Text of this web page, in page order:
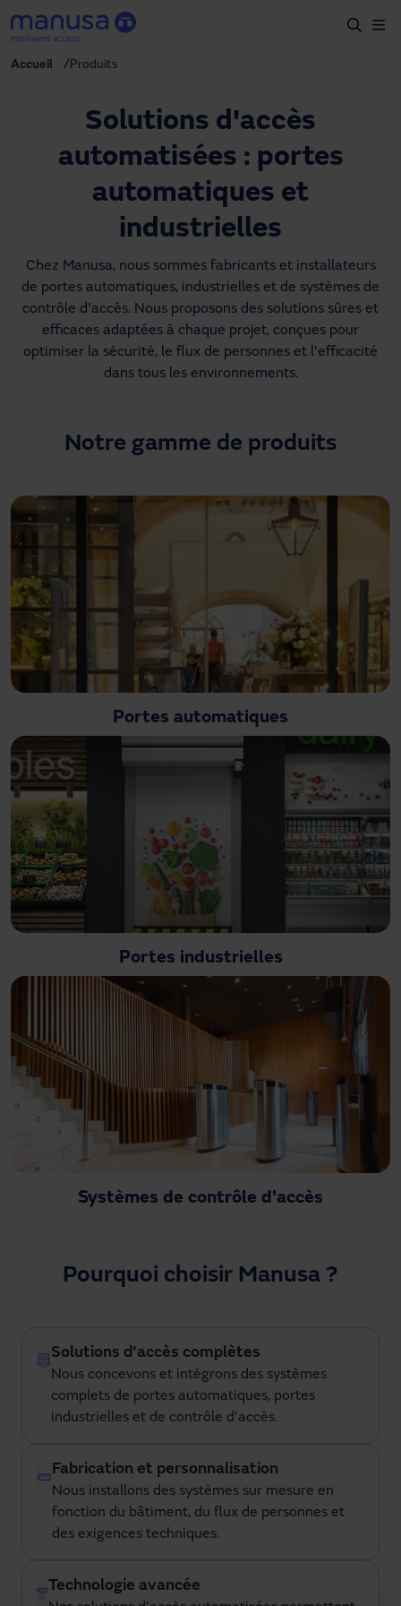
Aller au contenu principal
Produits et secteurs
Services
Blog
À propos de nous
FR
+34 93 591 57 00
manusa@manusa.com
Téléchargements
Accueil Produits
Solutions d'accès
automatisées : portes
automatiques et
industrielles
Chez Manusa, nous sommes fabricants et installateurs
de portes automatiques, industrielles et de systèmes de
contrôle d'accès. Nous proposons des solutions sûres et
efficaces adaptées à chaque projet, conçues pour
optimiser la sécurité, le flux de personnes et l'efficacité
dans tous les environnements.
Notre gamme de produits
Portes automatiques
Portes industrielles
Systèmes de contrôle d'accès
Pourquoi choisir Manusa ?
Solutions d'accès complètes
Nous concevons et intégrons des systèmes
complets de portes automatiques, portes
industrielles et de contrôle d'accès.
Fabrication et personnalisation
Nous installons des systèmes sur mesure en
fonction du bâtiment, du flux de personnes et
des exigences techniques.
Technologie avancée